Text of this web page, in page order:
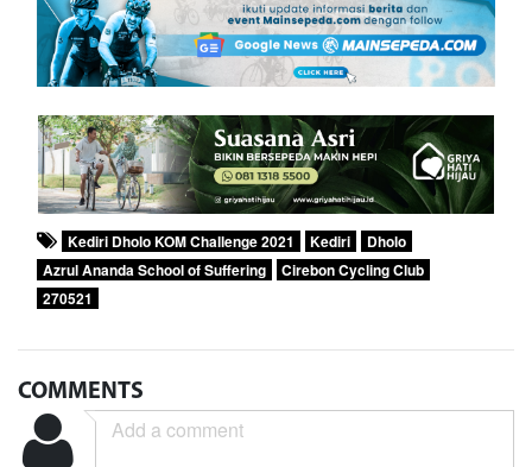
Kediri Dholo KOM Challenge 2021 Kediri
Dholo
Azrul Ananda School of Suffering
Cirebon Cycling Club
270521
COMMENTS